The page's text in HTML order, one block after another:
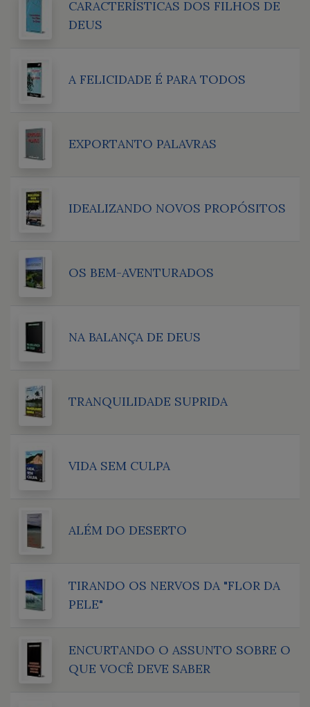
CARACTERÍSTICAS DOS FILHOS DE
DEUS
A FELICIDADE É PARA TODOS
EXPORTANTO PALAVRAS
IDEALIZANDO NOVOS PROPÓSITOS
OS BEM-AVENTURADOS
NA BALANÇA DE DEUS
TRANQUILIDADE SUPRIDA
VIDA SEM CULPA
ALÉM DO DESERTO
TIRANDO OS NERVOS DA "FLOR DA
PELE"
ENCURTANDO O ASSUNTO SOBRE O
QUE VOCÊ DEVE SABER